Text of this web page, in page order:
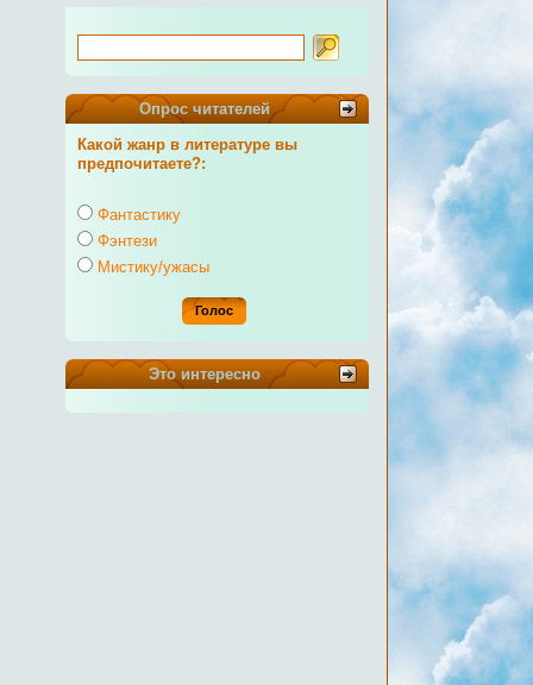
Опрос читателей
Какой жанр в литературе вы
предпочитаете?:
Фантастику
Фэнтези
Мистику/ужасы
Это интересно